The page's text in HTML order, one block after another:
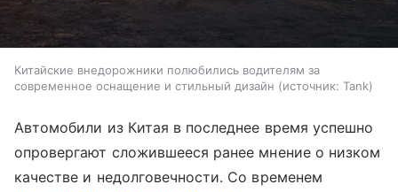
Китайские внедорожники полюбились водителям за
современное оснащение и стильный дизайн
источник: Tank
Автомобили из Китая в последнее время успешно
опровергают сложившееся ранее мнение о низком
качестве и недолговечности. Со временем